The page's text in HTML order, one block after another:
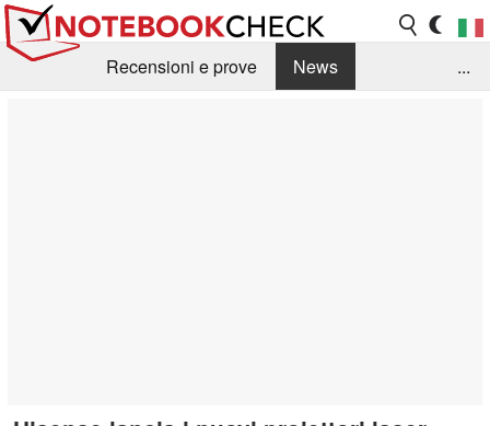
Recensioni e prove
News
...